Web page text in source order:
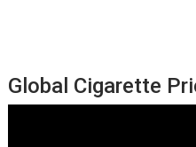
Global Cigarette